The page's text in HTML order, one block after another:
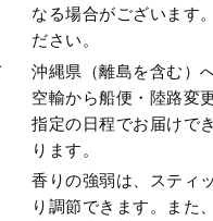
なる場合がございます
ださい。
沖縄県（離島を含む）
空輸から船便・陸路変
指定の日程でお届けで
ります。
香りの強弱は、スティ
り調節できます。また